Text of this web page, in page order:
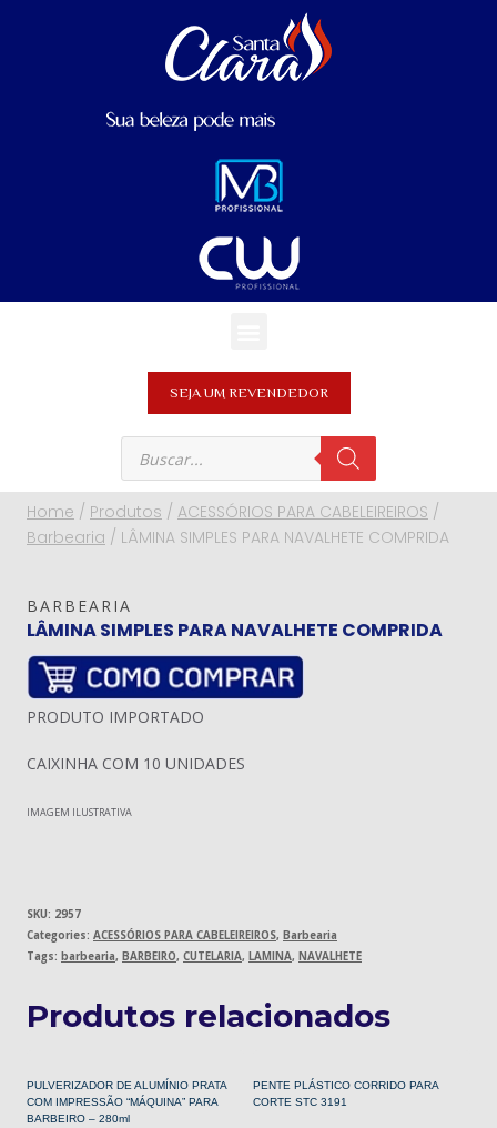
SEJA UM REVENDEDOR
Home / Produtos / ACESSÓRIOS PARA CABELEIREIROS /
Barbearia / LÂMINA SIMPLES PARA NAVALHETE COMPRIDA
BARBEARIA
LÂMINA SIMPLES PARA NAVALHETE COMPRIDA
PRODUTO IMPORTADO
CAIXINHA COM 10 UNIDADES
IMAGEM ILUSTRATIVA
SKU: 2957
Categories: ACESSÓRIOS PARA CABELEIREIROS, Barbearia
Tags: barbearia, BARBEIRO, CUTELARIA, LAMINA, NAVALHETE
Produtos relacionados
PULVERIZADOR DE ALUMÍNIO PRATA
COM IMPRESSÃO “MÁQUINA” PARA
BARBEIRO – 280ml
PENTE PLÁSTICO CORRIDO PARA
CORTE STC 3191